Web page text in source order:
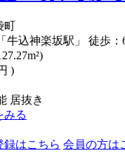
町
牛込神楽坂駅」 徒歩：
)
居抜き
みる
録はこちら 会員の方は